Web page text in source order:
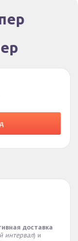
доставка
интервал) и